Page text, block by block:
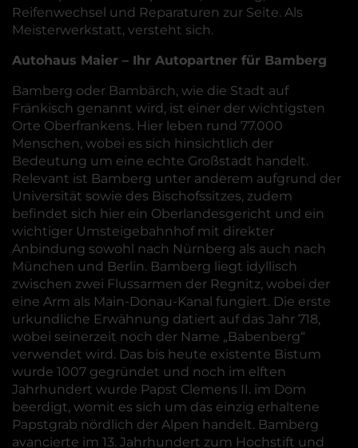
Reifenwechsel und Reparaturen zur Seite. Als
Meisterwerkstatt, versteht sich.
Autohaus Maier – Ihr Autopartner für Bamberg
Bamberg oder Bambärch, wie die Stadt auf
Fränkisch genannt wird, ist einer der wichtigsten
Orte Oberfrankens. Hier leben rund 77.000
Menschen, wobei es sich hinsichtlich der
Bedeutung um eine echte Großstadt handelt.
Relevant ist Bamberg unter anderem aufgrund der
Universität sowie des Bischofssitzes, zudem
befindet sich hier ein Oberlandesgericht und ein
wichtiger Umsteigebahnhof mit direkter
Anbindung sowohl nach Nürnberg als auch nach
München und Berlin. Bamberg liegt idyllisch
zwischen zwei Flussarmen der Regnitz, wobei der
eine Arm als Main-Donau-Kanal fungiert. Die erste
urkundliche Erwähnung datiert auf das Jahr 718,
wobei seinerzeit noch der Name „Babenberg“
verwendet wird. Das bis heute existente Bistum
wurde 1007 gegründet und noch im elften
Jahrhundert wurde Papst Clemens II. im Dom
beerdigt, womit es sich um das einzig erhaltene
Papstgrab nördlich der Alpen handelt. Bamberg
avancierte im 13. Jahrhundert zum Hochstift und